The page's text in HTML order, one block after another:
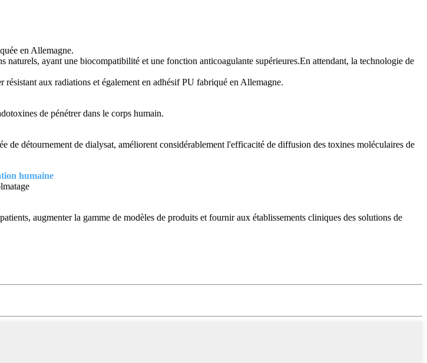
en Allemagne.
naturels, ayant une biocompatibilité et une fonction anticoagulante supérieures.En attendant, la technologie de
aux radiations et également en adhésif PU fabriqué en Allemagne.
de pénétrer dans le corps humain.
de détournement de dialysat, améliorent considérablement l'efficacité de diffusion des toxines moléculaires de
humaine
augmenter la gamme de modèles de produits et fournir aux établissements cliniques des solutions de